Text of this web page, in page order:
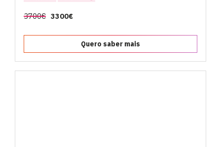
3700€ 3300€
Quero saber mais